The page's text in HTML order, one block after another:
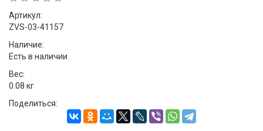
Артикул:
ZVS-03-41157
Наличие:
Есть в наличии
Вес:
0.08 кг
Поделиться: